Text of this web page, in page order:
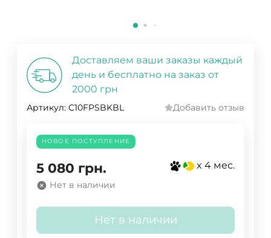
Доставляем ваши заказы каждый
день и бесплатно на заказ от
2000 грн
Артикул: C10FPSBKBL Добавить отзыв
НОВОЕ ПОСТУПЛЕНИЕ
5 080 грн. x 4 мес.
Нет в наличии
Нет в наличии